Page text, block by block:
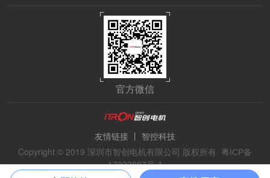
官方微信
友情链接 丨 智控科技
Copyright © 2019 深圳市智创电机有限公司 版权所有
粤ICP备
17023887号-1